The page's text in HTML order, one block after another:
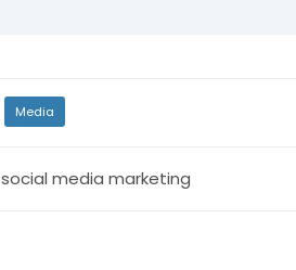
Media
social media marketing